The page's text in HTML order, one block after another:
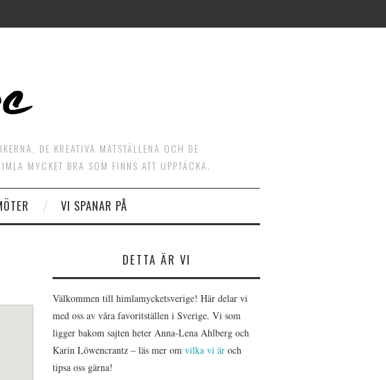
DE KREATIVA MATSTÄLLENA OCH DE
MYCKET BRA SOM FINNS ATT UPPTÄCKA.
VI SPANAR PÅ
DETTA ÄR VI
Välkommen till himlamycketsverige! Här delar vi
med oss av våra favoritställen i Sverige. Vi som
ligger bakom sajten heter Anna-Lena Ahlberg och
Karin Löwencrantz – läs mer om vilka vi är och
tipsa oss gärna!